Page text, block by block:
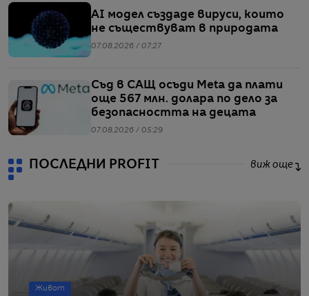
AI модел създаде вируси, които
не съществуват в природата
07.08.2026 / 07:27
Съд в САЩ осъди Meta да плати
още 567 млн. долара по дело за
безопасността на децата
07.08.2026 / 05:29
ПОСЛЕДНИ PROFIT виж още
Живот